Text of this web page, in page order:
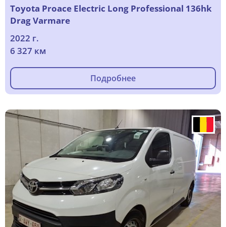
Toyota Proace Electric Long Professional 136hk
Drag Varmare
2022 г.
6 327 км
Подробнее